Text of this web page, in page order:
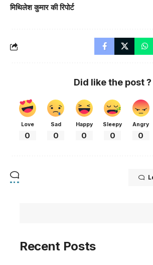
मिथिलेश कुमार की रिपोर्ट
Did like the post ?
Love
0
Sad
0
Happy
0
Sleepy
0
Angry
0
Recent Posts